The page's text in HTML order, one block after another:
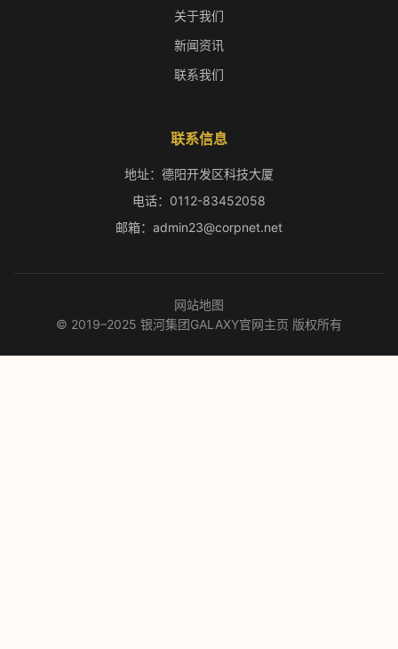
关于我们
新闻资讯
联系我们
联系信息
地址：德阳开发区科技大厦
电话：0112-83452058
邮箱：admin23@corpnet.net
网站地图
© 2019–2025 银河集团GALAXY官网主页 版权所有